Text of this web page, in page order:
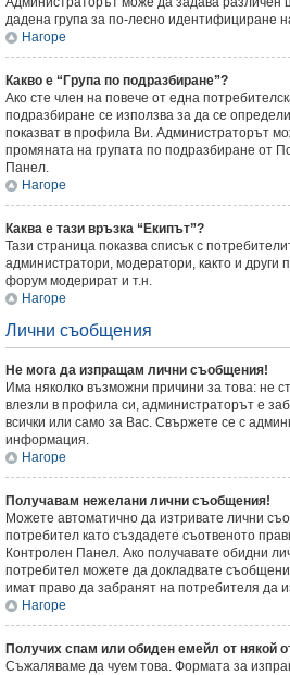
дадена група за по-лесно идентифициране
Нагоре
Какво е “Група по подразбиране”?
Ако сте член на повече от една
подразбиране се използва за да се
показват в профила Ви. Администраторът
промяната на групата по подразбиране от
Панел.
Нагоре
Каква е тази връзка “Екипът”?
Тази страница показва списък с
администратори, модератори, както и други
форум модерират и т.н.
Нагоре
Лични съобщения
Не мога да изпращам лични съобщения!
Има няколко възможни причини за това: не
влезли в профила си, администраторът е
всички или само за Вас. Свържете се с
информация.
Нагоре
Получавам нежелани лични съобщения!
Можете автоматично да изтривате лични
потребител като създадете съотвеното
Контролен Панел. Ако получавате обидни
потребител можете да докладвате
имат право да забранят на потребителя да
Нагоре
Получих спам или обиден емейл от някой
Съжаляваме да чуем това. Формата за